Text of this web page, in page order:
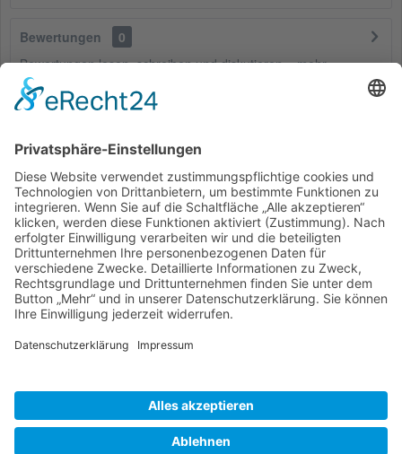
Bewertungen
0
Bewertungen lesen, schreiben und diskutieren...mehr
Kunden haben sich ebenfalls angesehen
Service Hotline
Shop Service
Informationen
* Alle Preise inkl. gesetzl. Mehrwertsteuer zzgl.Versandkostenund ggf.
Nachnahmegebühren, wenn nicht anders beschrieben
Bestellung Downloads
Widerrufsbelehrung Datenschutz
Impressum